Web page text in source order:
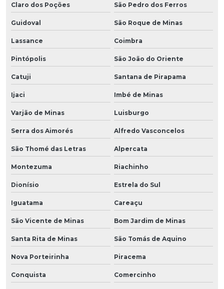
Claro dos Poções São Pedro dos Ferros
Guidoval São Roque de Minas
Lassance Coimbra
Pintópolis São João do Oriente
Catuji Santana de Pirapama
Ijaci Imbé de Minas
Varjão de Minas Luisburgo
Serra dos Aimorés Alfredo Vasconcelos
São Thomé das Letras Alpercata
Montezuma Riachinho
Dionísio Estrela do Sul
Iguatama Careaçu
São Vicente de Minas Bom Jardim de Minas
Santa Rita de Minas São Tomás de Aquino
Nova Porteirinha Piracema
Conquista Comercinho